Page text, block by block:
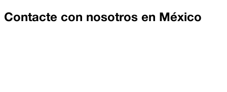
Contacte con nosotros en México